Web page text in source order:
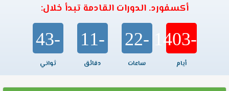
أكسفورد. الدورات القادمة تبدأ خلال:
-1403
أيام
-22
ساعات
-11
دقائق
-43
ثواني